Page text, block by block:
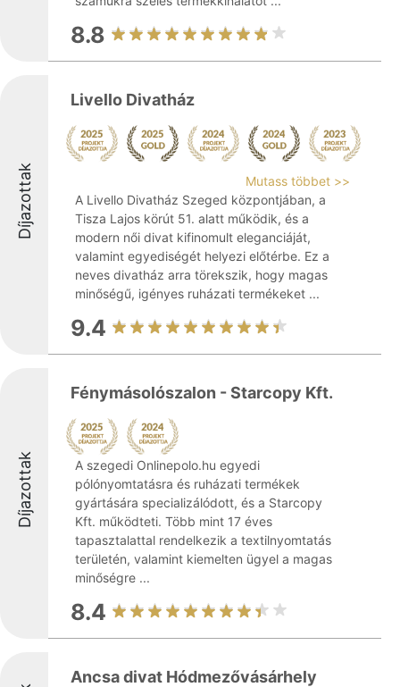
8.8
Díjazottak
Livello Divatház
Mutass többet >>
A Livello Divatház Szeged központjában, a
Tisza Lajos körút 51. alatt működik, és a
modern női divat kifinomult eleganciáját,
valamint egyediségét helyezi előtérbe. Ez a
neves divatház arra törekszik, hogy magas
minőségű, igényes ruházati termékeket ...
9.4
Díjazottak
Fénymásolószalon - Starcopy Kft.
A szegedi Onlinepolo.hu egyedi
pólónyomtatásra és ruházati termékek
gyártására specializálódott, és a Starcopy
Kft. működteti. Több mint 17 éves
tapasztalattal rendelkezik a textilnyomtatás
területén, valamint kiemelten ügyel a magas
minőségre ...
8.4
Ancsa divat Hódmezővásárhely